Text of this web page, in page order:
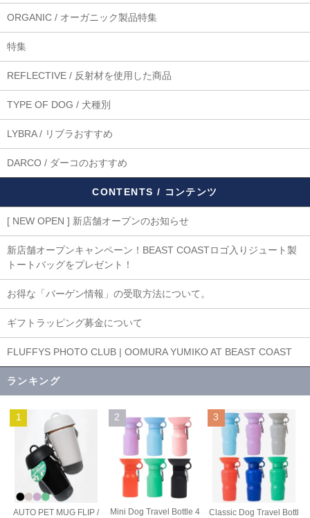
ORGANIC / オーガニック製品特集
特集
REFLECTIVE / 反射材を使用した商品
TYPE OF DOG / 犬種別
LYBRA / リブラおすすめ
DARCO / ダーコのおすすめ
CONTENTS / コンテンツ
[ NEW OPEN ] 新店舗オープンのお知らせ
新店舗オープンキャンペーン！BEAST COASTロゴ入りジュート製
トートバッグをプレゼント！
お得な「バーゲン情報」の受取方法について。
ギフトラッピング募金について
FLUFFYS PHOTO CLUB | OOMURA YUMIKO AT BEAST COAST
ランキング
1
AUTO PET MUG FLIP /
2
Mini Dog Travel Bottle 4
3
Classic Dog Travel Bottl